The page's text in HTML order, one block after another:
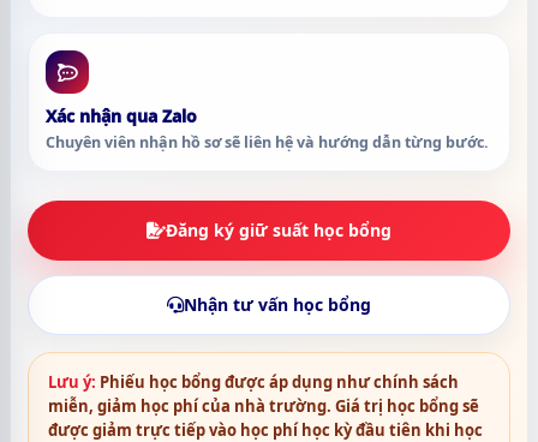
Xác nhận qua Zalo
Chuyên viên nhận hồ sơ sẽ liên hệ và hướng dẫn từng bước.
Đăng ký giữ suất học bổng
Nhận tư vấn học bổng
Lưu ý: Phiếu học bổng được áp dụng như chính sách
miễn, giảm học phí của nhà trường. Giá trị học bổng sẽ
được giảm trực tiếp vào học phí học kỳ đầu tiên khi học